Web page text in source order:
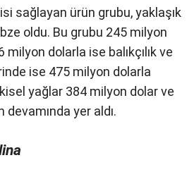
sağlayan ürün grubu, yaklaşık
oldu. Bu grubu 245 milyon
dolarla ise balıkçılık ve
ise 475 milyon dolarla
yağlar 384 milyon dolar ve
yer aldı.